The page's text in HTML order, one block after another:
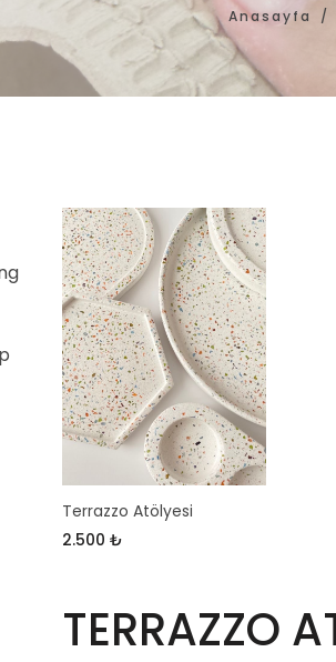
Anasayfa
Terrazzo Atölyesi
2.500 ₺
TERRAZZO